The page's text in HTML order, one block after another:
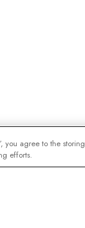
you agree to the
efforts.